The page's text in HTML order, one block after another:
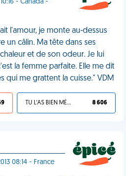
- Canada -
l'amour, je monte au-dessus
un câlin. Ma tête dans ses
et de son odeur. Je lui
la femme parfaite. Elle me dit
qui me grattent la cuisse." VDM
TU L'AS BIEN MÉRITÉ 8 606
08:14 - France